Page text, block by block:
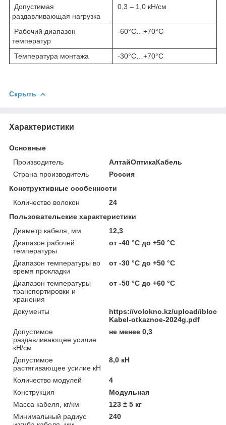
Допустимая
раздавливающая нагрузка
0,3 – 1,0 кН/см
Рабочий диапазон
температур
-60°С…+70°С
Температура монтажа -30°С…+70°С
Скрыть
Характеристики
Основные
Производитель
АлтайОптикаКабель
Страна производитель
Россия
Конструктивные особенности
Количество волокон
24
Пользовательские характеристики
Диаметр кабеля, мм
12,3
Диапазон рабочей
температуры
от -40 °C до +50 °C
Диапазон температуры во
время прокладки
от -30 °C до +50 °C
Диапазон температуры
транспортировки и
хранения
от -50 °C до +60 °C
Документы
https://volokno.kz/upload/iblock/
Kabel-otkaznoe-2024g.pdf
Допустимое
раздавливающее усилие
кН/см
не менее 0,3
Допустимое
растягивающее усилие кН
8,0 кН
Количество модулей
4
Конструкция
Модульная
Масса кабеля, кг/км
123 ± 5 кг
Минимальный радиус
240